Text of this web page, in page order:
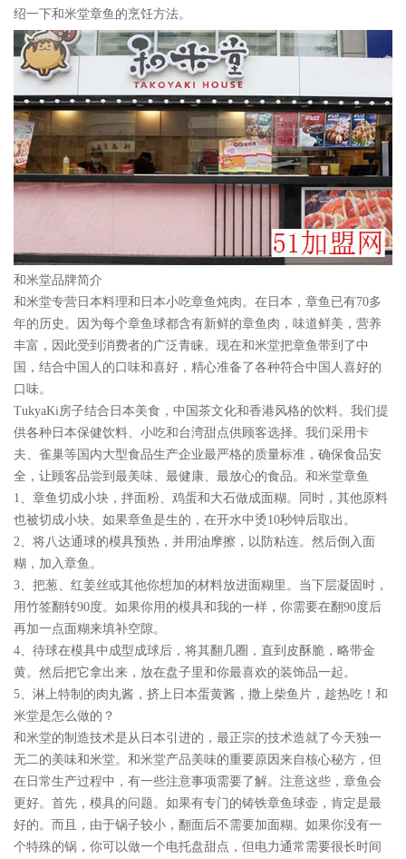
绍一下和米堂章鱼的烹饪方法。
和米堂品牌简介
和米堂专营日本料理和日本小吃章鱼炖肉。在日本，章鱼已有70多
年的历史。因为每个章鱼球都含有新鲜的章鱼肉，味道鲜美，营养
丰富，因此受到消费者的广泛青睐。现在和米堂把章鱼带到了中
国，结合中国人的口味和喜好，精心准备了各种符合中国人喜好的
口味。
TukyaKi房子结合日本美食，中国茶文化和香港风格的饮料。我们提
供各种日本保健饮料、小吃和台湾甜点供顾客选择。我们采用卡
夫、雀巢等国内大型食品生产企业最严格的质量标准，确保食品安
全，让顾客品尝到最美味、最健康、最放心的食品。和米堂章鱼
1、章鱼切成小块，拌面粉、鸡蛋和大石做成面糊。同时，其他原料
也被切成小块。如果章鱼是生的，在开水中烫10秒钟后取出。
2、将八达通球的模具预热，并用油摩擦，以防粘连。然后倒入面
糊，加入章鱼。
3、把葱、红姜丝或其他你想加的材料放进面糊里。当下层凝固时，
用竹签翻转90度。如果你用的模具和我的一样，你需要在翻90度后
再加一点面糊来填补空隙。
4、待球在模具中成型成球后，将其翻几圈，直到皮酥脆，略带金
黄。然后把它拿出来，放在盘子里和你最喜欢的装饰品一起。
5、淋上特制的肉丸酱，挤上日本蛋黄酱，撒上柴鱼片，趁热吃！和
米堂是怎么做的？
和米堂的制造技术是从日本引进的，最正宗的技术造就了今天独一
无二的美味和米堂。和米堂产品美味的重要原因来自核心秘方，但
在日常生产过程中，有一些注意事项需要了解。注意这些，章鱼会
更好。首先，模具的问题。如果有专门的铸铁章鱼球壶，肯定是最
好的。而且，由于锅子较小，翻面后不需要加面糊。如果你没有一
个特殊的锅，你可以做一个电托盘甜点，但电力通常需要很长时间